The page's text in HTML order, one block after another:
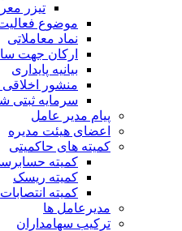
تیزر
موضوع
نماد معاملاتی
ارکان جهت
بیانیه پایداری
منشور اخلاقی
سرمایه ثبتی
پیام مدیر عامل
اعضای هیئت مدیره
کمیته های حاکمیتی
کمیته
کمیته ریسک
کمیته انتصابات
مدیرعامل ها
ترکیب سهامداران